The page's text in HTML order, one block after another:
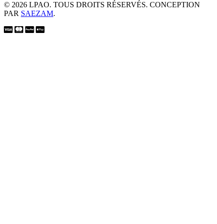
© 2026 LPAO. TOUS DROITS RÉSERVÉS. CONCEPTION
PAR SAEZAM.